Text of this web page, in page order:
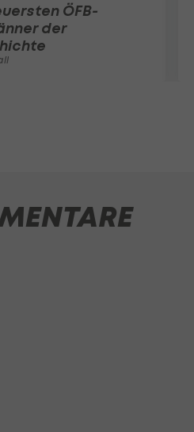
ÖFB-
der